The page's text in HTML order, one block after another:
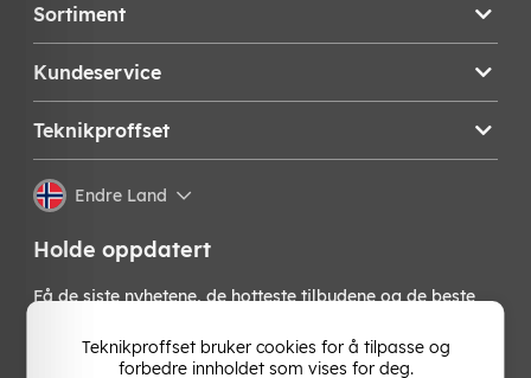
Sortiment
Kundeservice
Teknikproffset
Endre Land
Holde oppdatert
Få de siste nyhetene, de hotteste tilbudene og de beste
nyhetsbrev!
Teknikproffset bruker cookies for å tilpasse og
forbedre innholdet som vises for deg.